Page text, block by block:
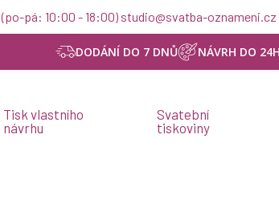
pá: 10:00 - 18:00) studio@svatba-oznameni.cz
DODÁNÍ DO 7 DNŮ NÁVRH DO
Tisk vlastního
návrhu
Svatební
tiskoviny